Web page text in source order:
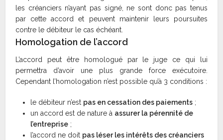
les créanciers n’ayant pas signé, ne sont donc pas tenus
par cette accord et peuvent maintenir leurs poursuites
contre le débiteur le cas échéant.
Homologation de l’accord
L’accord peut être homologué par le juge ce qui lui
permettra d’avoir une plus grande force exécutoire.
Cependant l’homologation n’est possible qu’à 3 conditions :
le débiteur n’est pas en cessation des paiements ;
un accord est de nature à assurer la pérennité de
l’entreprise ;
l’accord ne doit pas léser les intérêts des créanciers